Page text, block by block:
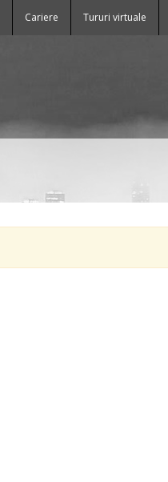
Cariere Tururi virtuale